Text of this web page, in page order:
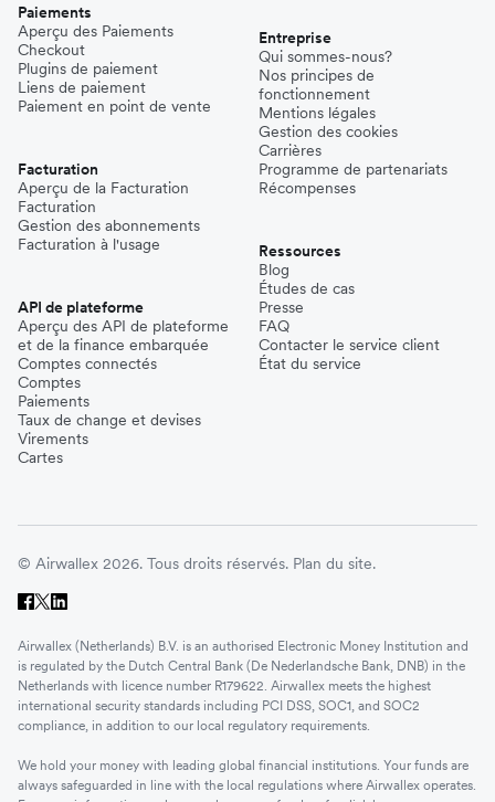
Paiements
Aperçu des Paiements
Checkout
Plugins de paiement
Liens de paiement
Paiement en point de vente
Facturation
Aperçu de la Facturation
Facturation
Gestion des abonnements
Facturation à l'usage
API de plateforme
Aperçu des API de plateforme
et de la finance embarquée
Comptes connectés
Comptes
Paiements
Taux de change et devises
Virements
Cartes
Entreprise
Qui sommes-nous?
Nos principes de
fonctionnement
Mentions légales
Gestion des cookies
Carrières
Programme de partenariats
Récompenses
Ressources
Blog
Études de cas
Presse
FAQ
Contacter le service client
État du service
© Airwallex 2026. Tous droits réservés. Plan du site.
Airwallex (Netherlands) B.V. is an authorised Electronic Money Institution and
is regulated by the Dutch Central Bank (De Nederlandsche Bank, DNB) in the
Netherlands with licence number R179622. Airwallex meets the highest
international security standards including PCI DSS, SOC1, and SOC2
compliance, in addition to our local regulatory requirements.
We hold your money with leading global financial institutions. Your funds are
always safeguarded in line with the local regulations where Airwallex operates.